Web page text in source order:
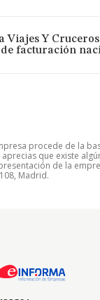
Viajes Y
facturación
procede de la
aprecias que existe
de la
Madrid.